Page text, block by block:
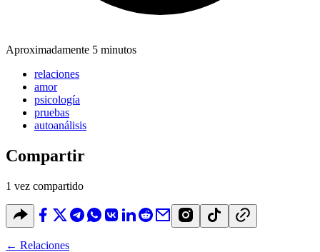
Aproximadamente 5 minutos
relaciones
amor
psicología
pruebas
autoanálisis
Compartir
1 vez compartido
← Relaciones